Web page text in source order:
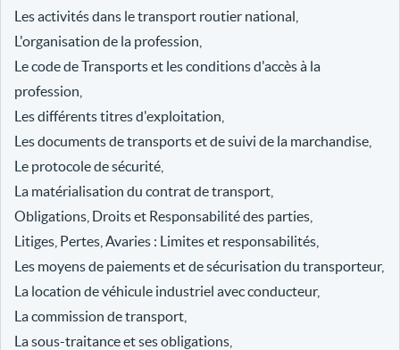
Les activités dans le transport routier national,
L'organisation de la profession,
Le code de Transports et les conditions d'accès à la
profession,
Les différents titres d'exploitation,
Les documents de transports et de suivi de la marchandise,
Le protocole de sécurité,
La matérialisation du contrat de transport,
Obligations, Droits et Responsabilité des parties,
Litiges, Pertes, Avaries : Limites et responsabilités,
Les moyens de paiements et de sécurisation du transporteur,
La location de véhicule industriel avec conducteur,
La commission de transport,
La sous-traitance et ses obligations,